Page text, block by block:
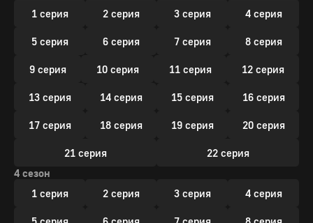
1 серия
2 серия 3 серия 4 серия
5 серия 6 серия 7 серия 8 серия
9 серия 10 серия 11 серия 12 серия
13 серия 14 серия 15 серия 16 серия
17 серия 18 серия 19 серия 20 серия
21 серия
22 серия
4 сезон
1 серия
2 серия 3 серия 4 серия